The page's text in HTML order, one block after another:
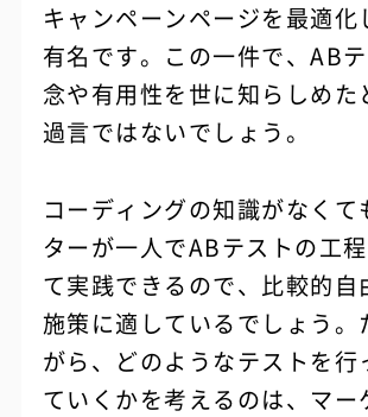
キャンペーンページを最適化
有名です。この一件で、AB
念や有用性を世に知らしめた
過言ではないでしょう。
コーディングの知識がなくて
ターが一人でABテストの工
て実践できるので、比較的自
施策に適しているでしょう。
がら、どのようなテストを行
ていくかを考えるのは、マー